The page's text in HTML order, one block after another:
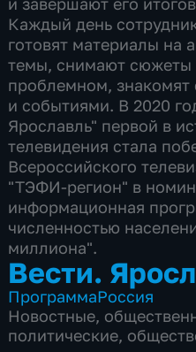
Каждый день
готовят материалы на
темы, снимают сюжеты
проблемном,
и событиями. В 2020
Ярославль" первой в
телевидения стала
Всероссийского
"ТЭФИ-регион" в
информационная
численностью
миллиона".
Вести.
ПрограммаРоссия
Новостные,
политические,